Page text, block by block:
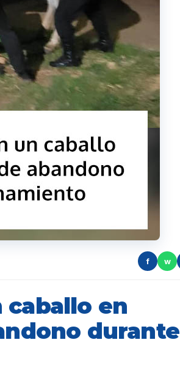
f w
caballo en
durante